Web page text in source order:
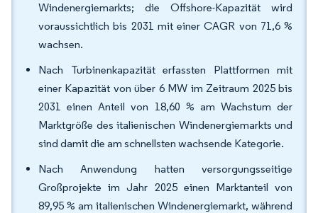
Windenergiemarkts; die Offshore-Kapazität wird
voraussichtlich bis 2031 mit einer CAGR von 71,6 %
wachsen.
Nach Turbinenkapazität erfassten Plattformen mit
einer Kapazität von über 6 MW im Zeitraum 2025 bis
2031 einen Anteil von 18,60 % am Wachstum der
Marktgröße des italienischen Windenergiemarkts und
sind damit die am schnellsten wachsende Kategorie.
Nach Anwendung hatten versorgungsseitige
Großprojekte im Jahr 2025 einen Marktanteil von
89,95 % am italienischen Windenergiemarkt, während